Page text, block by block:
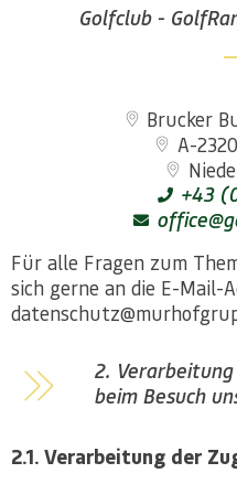
Golfclub -
Brucker
A-
+43
Für alle Fragen zum
sich gerne an die E-Mail-
2.
beim Besuch
2.1. Verarbeitung der